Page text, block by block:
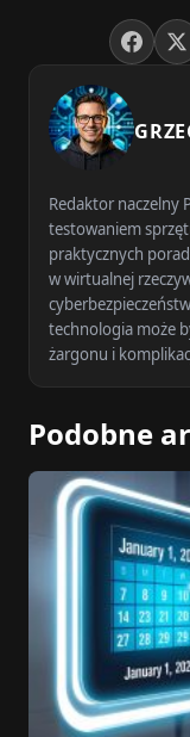
Redaktor naczelny
testowaniem
praktycznych
w wirtualnej
technologia może
żargonu i
Podobne